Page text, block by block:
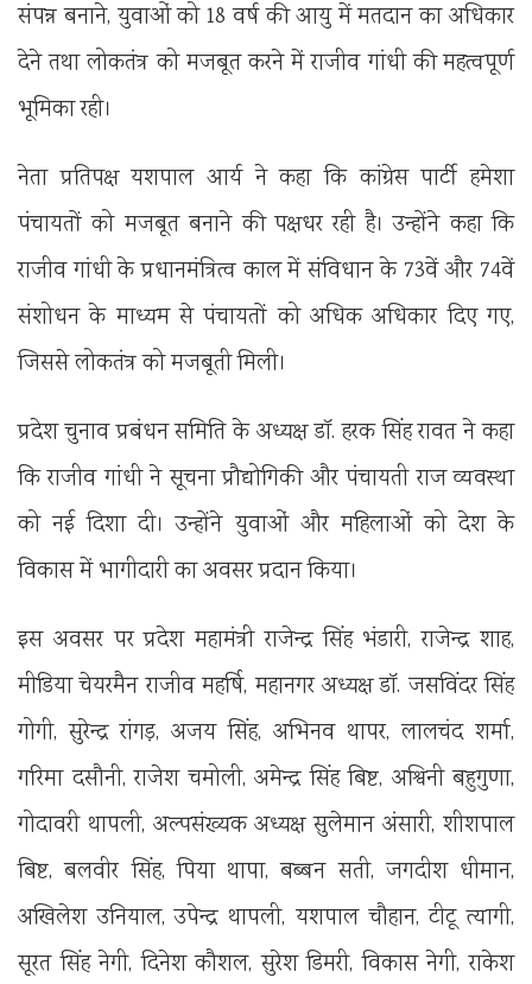
संपन्न बनाने, युवाओं को 18 वर्ष की आयु में मतदान का अधिकार
देने तथा लोकतंत्र को मजबूत करने में राजीव गांधी की महत्वपूर्ण
भूमिका रही।
नेता प्रतिपक्ष यशपाल आर्य ने कहा कि कांग्रेस पार्टी हमेशा
पंचायतों को मजबूत बनाने की पक्षधर रही है। उन्होंने कहा कि
राजीव गांधी के प्रधानमंत्रित्व काल में संविधान के 73वें और 74वें
संशोधन के माध्यम से पंचायतों को अधिक अधिकार दिए गए,
जिससे लोकतंत्र को मजबूती मिली।
प्रदेश चुनाव प्रबंधन समिति के अध्यक्ष डॉ. हरक सिंह रावत ने कहा
कि राजीव गांधी ने सूचना प्रौद्योगिकी और पंचायती राज व्यवस्था
को नई दिशा दी। उन्होंने युवाओं और महिलाओं को देश के
विकास में भागीदारी का अवसर प्रदान किया।
इस अवसर पर प्रदेश महामंत्री राजेन्द्र सिंह भंडारी, राजेन्द्र शाह,
मीडिया चेयरमैन राजीव महर्षि, महानगर अध्यक्ष डॉ. जसविंदर सिंह
गोगी, सुरेन्द्र रांगड़, अजय सिंह, अभिनव थापर, लालचंद शर्मा,
गरिमा दसौनी, राजेश चमोली, अमेन्द्र सिंह बिष्ट, अश्विनी बहुगुणा,
गोदावरी थापली, अल्पसंख्यक अध्यक्ष सुलेमान अंसारी, शीशपाल
बिष्ट, बलवीर सिंह, पिया थापा, बब्बन सती, जगदीश धीमान,
अखिलेश उनियाल, उपेन्द्र थापली, यशपाल चौहान, टीटू त्यागी,
सूरत सिंह नेगी, दिनेश कौशल, सुरेश डिमरी, विकास नेगी, राकेश